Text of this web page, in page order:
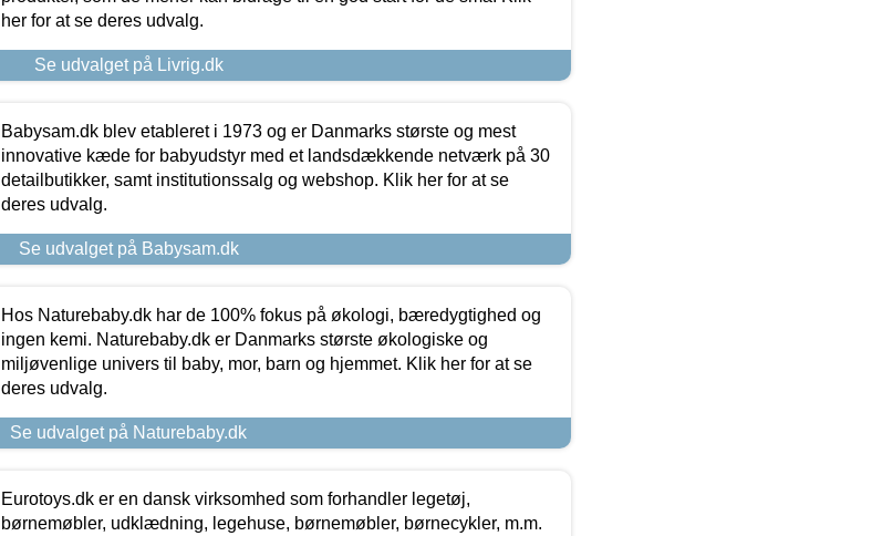
her for at se deres udvalg.
Se udvalget på Livrig.dk
Babysam.dk blev etableret i 1973 og er Danmarks største og mest
innovative kæde for babyudstyr med et landsdækkende netværk på 30
detailbutikker, samt institutionssalg og webshop. Klik her for at se
deres udvalg.
Se udvalget på Babysam.dk
Hos Naturebaby.dk har de 100% fokus på økologi, bæredygtighed og
ingen kemi. Naturebaby.dk er Danmarks største økologiske og
miljøvenlige univers til baby, mor, barn og hjemmet. Klik her for at se
deres udvalg.
Se udvalget på Naturebaby.dk
Eurotoys.dk er en dansk virksomhed som forhandler legetøj,
børnemøbler, udklædning, legehuse, børnemøbler, børnecykler, m.m.